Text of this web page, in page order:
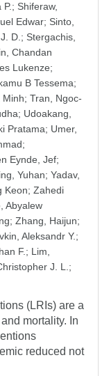
; Shiferaw,
Edwar; Sinto,
D. ; Stergachis,
Chandan
Lukenze;
B Tessema;
Minh; Tran, Ngoc-
; Udoakang,
Pratama; Umer,
;
Eynde, Jef;
Yuhan; Yadav,
Keon; Zahedi
Abyalew
; Zhang, Haijun;
Aleksandr Y.;
F. ; Lim,
J. L. ;
(LRIs) are a
mortality. In
reduced not